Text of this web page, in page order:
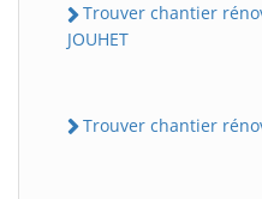
Trouver chantier
JOUHET
Trouver chantier